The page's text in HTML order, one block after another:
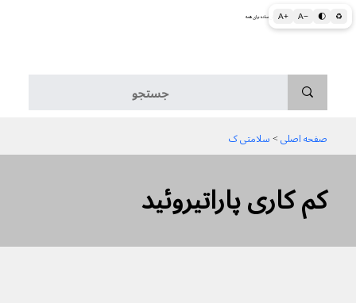
A+ A− 🌓 ♻ اطلاعات پزشکی و بهداشتی به زبان ساده برای همه
کم کاری پاراتیروئید
صفحه اصلی > سلامتی ک